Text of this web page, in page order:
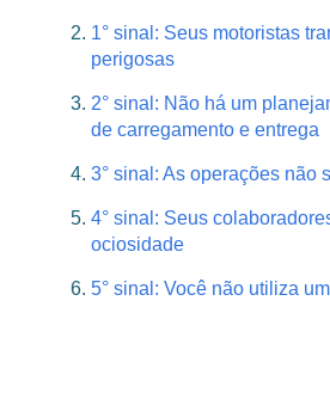
1° sinal: Seus motoristas
perigosas
2° sinal: Não há um
de carregamento e entrega
3° sinal: As operações não
4° sinal: Seus
ociosidade
5° sinal: Você não utiliza